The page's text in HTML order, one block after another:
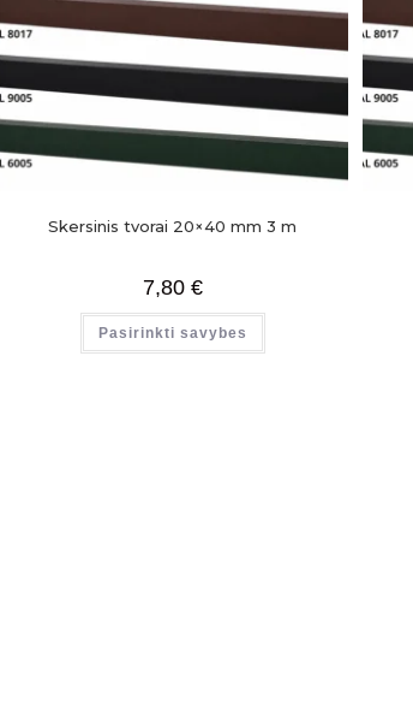
Skersinis tvorai 20×40 mm 3 m
7,80 €
Pasirinkti savybes